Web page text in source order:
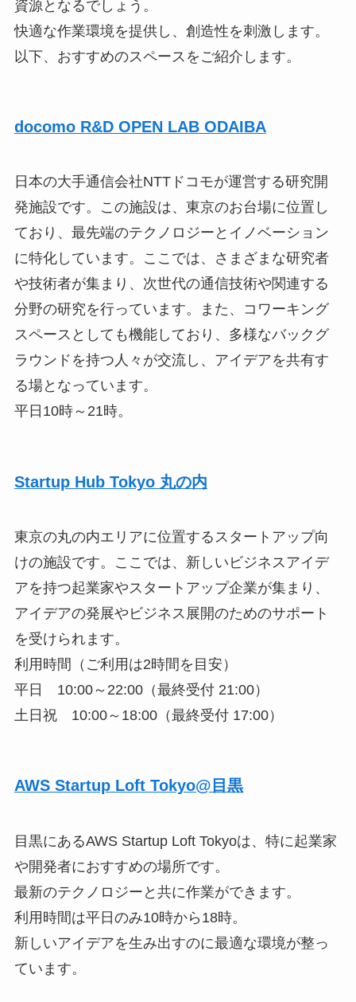
資源となるでしょう。
快適な作業環境を提供し、創造性を刺激します。
以下、おすすめのスペースをご紹介します。
docomo R&D OPEN LAB ODAIBA
日本の大手通信会社NTTドコモが運営する研究開
発施設です。この施設は、東京のお台場に位置し
ており、最先端のテクノロジーとイノベーション
に特化しています。ここでは、さまざまな研究者
や技術者が集まり、次世代の通信技術や関連する
分野の研究を行っています。また、コワーキング
スペースとしても機能しており、多様なバックグ
ラウンドを持つ人々が交流し、アイデアを共有す
る場となっています。
平日10時～21時。
Startup Hub Tokyo 丸の内
東京の丸の内エリアに位置するスタートアップ向
けの施設です。ここでは、新しいビジネスアイデ
アを持つ起業家やスタートアップ企業が集まり、
アイデアの発展やビジネス展開のためのサポート
を受けられます。
利用時間（ご利用は2時間を目安）
平日 10:00～22:00（最終受付 21:00）
土日祝 10:00～18:00（最終受付 17:00）
AWS Startup Loft Tokyo@目黒
目黒にあるAWS Startup Loft Tokyoは、特に起業家
や開発者におすすめの場所です。
最新のテクノロジーと共に作業ができます。
利用時間は平日のみ10時から18時。
新しいアイデアを生み出すのに最適な環境が整っ
ています。